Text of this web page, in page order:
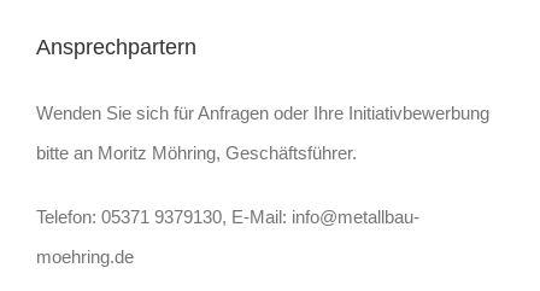
Ansprechpartern
Wenden Sie sich für Anfragen oder Ihre Initiativbewerbung
bitte an Moritz Möhring, Geschäftsführer.
Telefon: 05371 9379130, E-Mail: info@metallbau-
moehring.de